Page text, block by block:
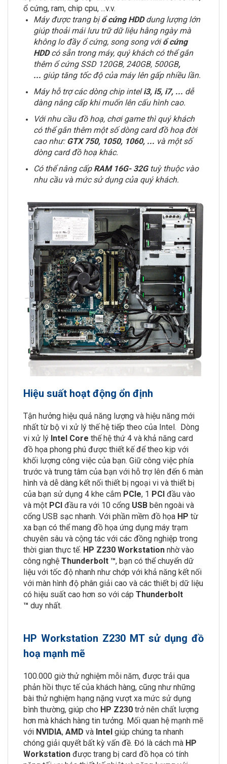
ổ cứng, ram, chip cpu, ...v.v.
Máy được trang bịổ cứng HDDdung lượng lớn
giúp thoải mái lưu trữ dữ liệu hằng ngày mà
không lo đầy ổ cứng, song song vớiổ cứng
HDDcó sẵn trong máy, quý khách có thể gắn
thêm ổ cứng SSD 120GB, 240GB, 500GB,
... giúp tăng tốc độ của máy lên gấp nhiều lần.
Máy hỗ trợ các dòng chip inteli3, i5, i7, ... dễ
dàng nâng cấp khi muốn lên cấu hình cao.
Với nhu cầu đồ hoạ, chơi game thì quý khách
có thể gắn thêm một số dòng card đồ hoạ đời
cao như: GTX 750, 1050, 1060, ... và một số
dòng card đồ hoạ khác.
Có thể nâng cấp RAM 16G- 32Gtuỳ thuộc vào
nhu cầu và mức sử dụng của quý khách.
Hiệu suất hoạt động ổn định
Tận hưởng hiệu quả năng lượng và hiệu năng mới
nhất từ bộ vi xử lý thế hệ tiếp theo của Intel. Dòng
vi xử lý Intel Core thế hệ thứ 4 và khả năng card
đồ họa phong phú được thiết kế để theo kịp với
khối lượng công việc của bạn. Giữ công việc phía
trước và trung tâm của bạn với hỗ trợ lên đến 6 màn
hình và dễ dàng kết nối thiết bị ngoại vi và thiết bị
của bạn sử dụng 4 khe cắm PCIe, 1 PCI đầu vào
và một PCI đầu ra với 10 cổng USB bên ngoài và
cổng USB sạc nhanh. Với phần mềm đồ họa HP từ
xa bạn có thể mang đồ họa ứng dụng máy trạm
chuyên sâu và cộng tác với các đồng nghiệp trong
thời gian thực tế. HP Z230 Workstation nhờ vào
công nghệ Thunderbolt ™, bạn có thể chuyển dữ
liệu với tốc độ nhanh như chớp với khả năng kết nối
với màn hình độ phân giải cao và các thiết bị dữ liệu
có hiệu suất cao hơn so với cáp Thunderbolt
™ duy nhất.
HP Workstation Z230 MT sử dụng đồ
hoạ mạnh mẽ
100.000 giờ thử nghiệm mỗi năm, được trải qua
phản hồi thực tế của khách hàng, cũng như những
bài thử nghiệm hạng nặng vượt xa mức sử dụng
bình thường, giúp cho HP Z230 trở nên chất lượng
hơn mà khách hàng tin tưởng. Mối quan hệ mạnh mẽ
với NVIDIA, AMD và Intel giúp chúng ta nhanh
chóng giải quyết bất kỳ vấn đề. Đó là cách mà HP
Workstation được trang bị card đồ họa có tính